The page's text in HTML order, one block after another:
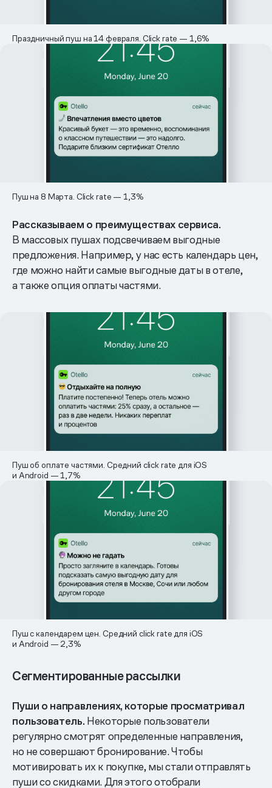
Праздничный пуш на 14 февраля. Click rate — 1,6%
Пуш на 8 Марта. Click rate — 1,3%
Рассказываем о преимуществах сервиса.
В массовых пушах подсвечиваем выгодные
предложения. Например, у нас есть календарь цен,
где можно найти самые выгодные даты в отеле,
а также опция оплаты частями.
Пуш об оплате частями. Средний click rate для iOS
и Android — 1,7%
Пуш с календарем цен. Средний click rate для iOS
и Android — 2,3%
Сегментированные рассылки
Пуши о направлениях, которые просматривал
пользователь. Некоторые пользователи
регулярно смотрят определенные направления,
но не совершают бронирование. Чтобы
мотивировать их к покупке, мы стали отправлять
пуши со скидками. Для этого отобрали